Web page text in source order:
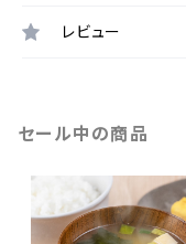
レビュー
セール中の商品